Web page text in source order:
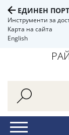
ЕДИНЕН
Инструменти за
Карта на сайта
English